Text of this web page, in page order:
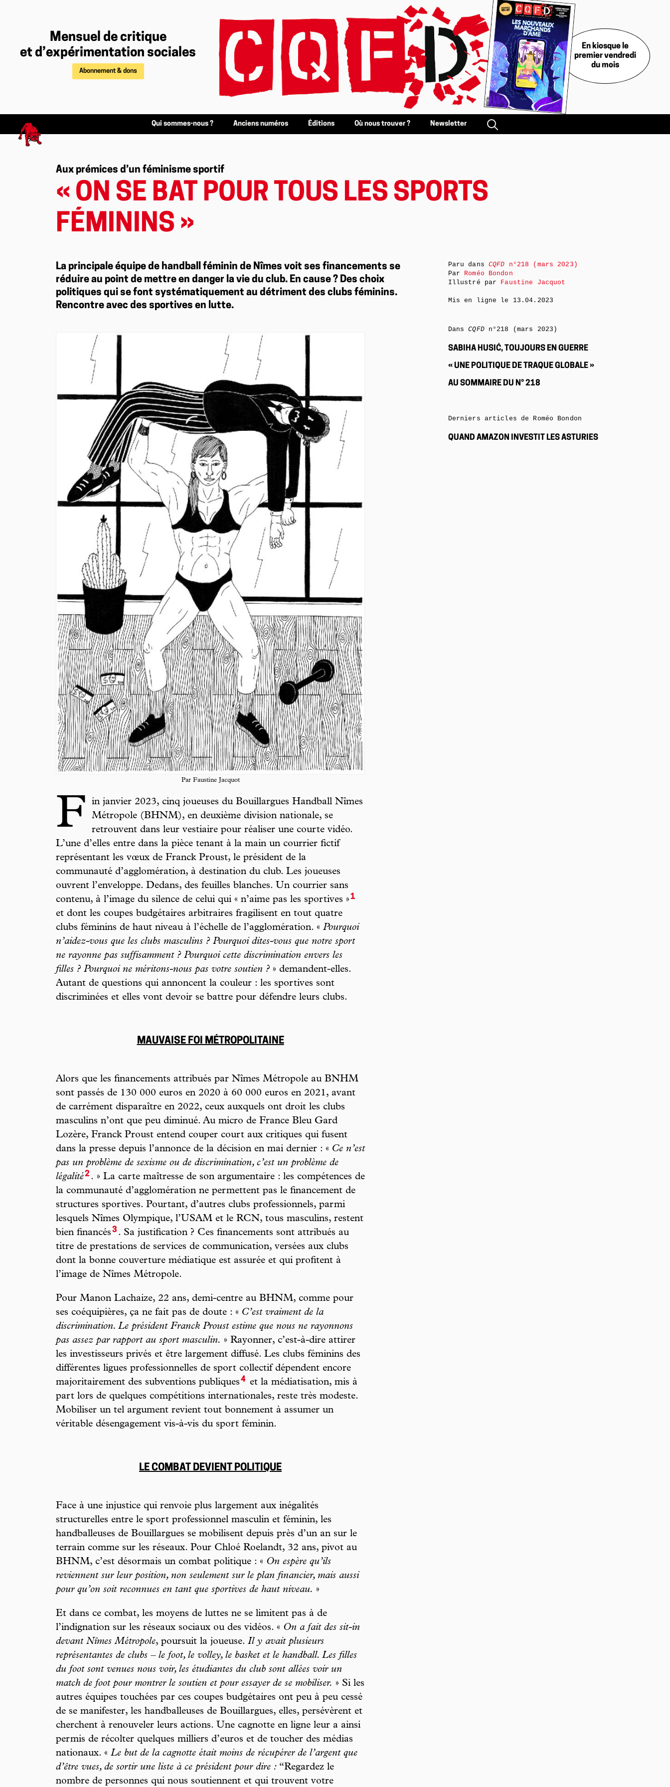
Mensuel de critique
et d’expérimentation sociales
Abonnement & dons
En kiosque le
premier vendredi
du mois
Qui sommes-nous ? Anciens numéros Éditions Où nous trouver ? Newsletter
Aux prémices d’un féminisme sportif
« ON SE BAT POUR TOUS LES SPORTS
FÉMININS »
La principale équipe de handball féminin de Nîmes voit ses financements se
réduire au point de mettre en danger la vie du club. En cause ? Des choix
politiques qui se font systématiquement au détriment des clubs féminins.
Rencontre avec des sportives en lutte.
Par Faustine Jacquot
F
in janvier 2023, cinq joueuses du Bouillargues Handball Nîmes
Métropole (BHNM), en deuxième division nationale, se
retrouvent dans leur vestiaire pour réaliser une courte vidéo.
L’une d’elles entre dans la pièce tenant à la main un courrier fictif
représentant les vœux de Franck Proust, le président de la
communauté d’agglomération, à destination du club. Les joueuses
ouvrent l’enveloppe. Dedans, des feuilles blanches. Un courrier sans
contenu, à l’image du silence de celui qui « n’aime pas les sportives »1
et dont les coupes budgétaires arbitraires fragilisent en tout quatre
clubs féminins de haut niveau à l’échelle de l’agglomération. « Pourquoi
n’aidez-vous que les clubs masculins ? Pourquoi dites-vous que notre sport
ne rayonne pas suffisamment ? Pourquoi cette discrimination envers les
filles ? Pourquoi ne méritons-nous pas votre soutien ? » demandent-elles.
Autant de questions qui annoncent la couleur : les sportives sont
discriminées et elles vont devoir se battre pour défendre leurs clubs.
MAUVAISE FOI MÉTROPOLITAINE
Alors que les financements attribués par Nîmes Métropole au BNHM
sont passés de 130 000 euros en 2020 à 60 000 euros en 2021, avant
de carrément disparaître en 2022, ceux auxquels ont droit les clubs
masculins n’ont que peu diminué. Au micro de France Bleu Gard
Lozère, Franck Proust entend couper court aux critiques qui fusent
dans la presse depuis l’annonce de la décision en mai dernier : « Ce n’est
pas un problème de sexisme ou de discrimination, c’est un problème de
légalité2 . » La carte maîtresse de son argumentaire : les compétences de
la communauté d’agglomération ne permettent pas le financement de
structures sportives. Pourtant, d’autres clubs professionnels, parmi
lesquels Nîmes Olympique, l’USAM et le RCN, tous masculins, restent
bien financés3 . Sa justification ? Ces financements sont attribués au
titre de prestations de services de communication, versées aux clubs
dont la bonne couverture médiatique est assurée et qui profitent à
l’image de Nîmes Métropole.
Pour Manon Lachaize, 22 ans, demi-centre au BHNM, comme pour
ses coéquipières, ça ne fait pas de doute : « C’est vraiment de la
discrimination. Le président Franck Proust estime que nous ne rayonnons
pas assez par rapport au sport masculin. » Rayonner, c’est-à-dire attirer
les investisseurs privés et être largement diffusé. Les clubs féminins des
différentes ligues professionnelles de sport collectif dépendent encore
majoritairement des subventions publiques4 et la médiatisation, mis à
part lors de quelques compétitions internationales, reste très modeste.
Mobiliser un tel argument revient tout bonnement à assumer un
véritable désengagement vis-à-vis du sport féminin.
LE COMBAT DEVIENT POLITIQUE
Face à une injustice qui renvoie plus largement aux inégalités
structurelles entre le sport professionnel masculin et féminin, les
handballeuses de Bouillargues se mobilisent depuis près d’un an sur le
terrain comme sur les réseaux. Pour Chloé Roelandt, 32 ans, pivot au
BHNM, c’est désormais un combat politique : « On espère qu’ils
reviennent sur leur position, non seulement sur le plan financier, mais aussi
pour qu’on soit reconnues en tant que sportives de haut niveau. »
Et dans ce combat, les moyens de luttes ne se limitent pas à de
l’indignation sur les réseaux sociaux ou des vidéos. « On a fait des sit-in
devant Nîmes Métropole, poursuit la joueuse. Il y avait plusieurs
représentantes de clubs – le foot, le volley, le basket et le handball. Les filles
du foot sont venues nous voir, les étudiantes du club sont allées voir un
match de foot pour montrer le soutien et pour essayer de se mobiliser. » Si les
autres équipes touchées par ces coupes budgétaires ont peu à peu cessé
de se manifester, les handballeuses de Bouillargues, elles, persévèrent et
cherchent à renouveler leurs actions. Une cagnotte en ligne leur a ainsi
permis de récolter quelques milliers d’euros et de toucher des médias
nationaux. « Le but de la cagnotte était moins de récupérer de l’argent que
d’être vues, de sortir une liste à ce président pour dire : “Regardez le
nombre de personnes qui nous soutiennent et qui trouvent votre
Paru dans CQFD n°218 (mars 2023)
Par Roméo Bondon
Illustré par Faustine Jacquot
Mis en ligne le 13.04.2023
DansCQFDn°218 (mars 2023)
SABIHA HUSIĆ, TOUJOURS EN GUERRE
« UNE POLITIQUE DE TRAQUE GLOBALE »
AU SOMMAIRE DU N° 218
Derniers articles de Roméo Bondon
QUAND AMAZON INVESTIT LES ASTURIES